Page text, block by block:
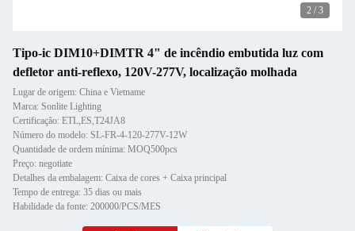
2 / 3
Tipo-ic DIM10+DIMTR 4" de incêndio embutida luz com
defletor anti-reflexo, 120V-277V, localização molhada
Lugar de origem: China e Vietname
Marca: Sonlite Lighting
Certificação: ETL,ES,T24JA8
Número do modelo: SL-FR-4-120-277V-12W
Quantidade de ordem mínima: MOQ500pcs
Preço: negotiate
Detalhes da embalagem: Caixa de cores + Caixa principal
Tempo de entrega: 35 dias ou mais
Habilidade da fonte: 200000/PCS/MES